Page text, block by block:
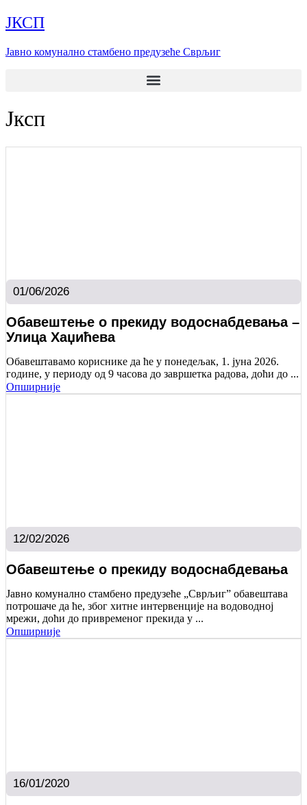
Скочите
на
ЈКСП
Јавно комунално стамбено предузеће Сврљиг
Јксп
01/06/2026
Обавештење о прекиду водоснабдевања –
Улица Хаџићева
Обавештавамо кориснике да ће у понедељак, 1. јуна 2026.
године, у периоду од 9 часова до завршетка радова, доћи до ...
Опширније
12/02/2026
Обавештење о прекиду водоснабдевања
Јавно комунално стамбено предузеће „Сврљиг” обавештава
потрошаче да ће, због хитне интервенције на водоводној
мрежи, доћи до привременог прекида у ...
Опширније
16/01/2020